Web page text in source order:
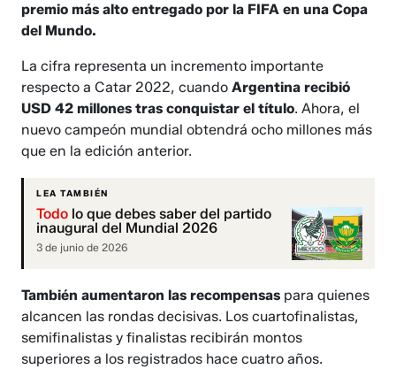
premio más alto entregado por la FIFA en una Copa
del Mundo.
La cifra representa un incremento importante
respecto a Catar 2022, cuandoArgentina recibió
USD 42 millones tras conquistar el título. Ahora, el
nuevo campeón mundial obtendrá ocho millones más
que en la edición anterior.
LEA TAMBIÉN
Todo lo que debes saber del partido
inaugural del Mundial 2026
3 de junio de 2026
También aumentaron las recompensas para quienes
alcancen las rondas decisivas. Los cuartofinalistas,
semifinalistas y finalistas recibirán montos
superiores a los registrados hace cuatro años.